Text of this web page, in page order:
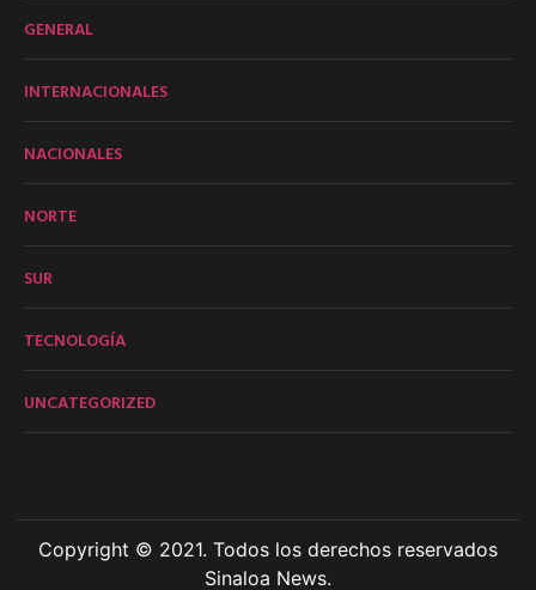
GENERAL
INTERNACIONALES
NACIONALES
NORTE
SUR
TECNOLOGÍA
UNCATEGORIZED
Copyright © 2021. Todos los derechos reservados
Sinaloa News.